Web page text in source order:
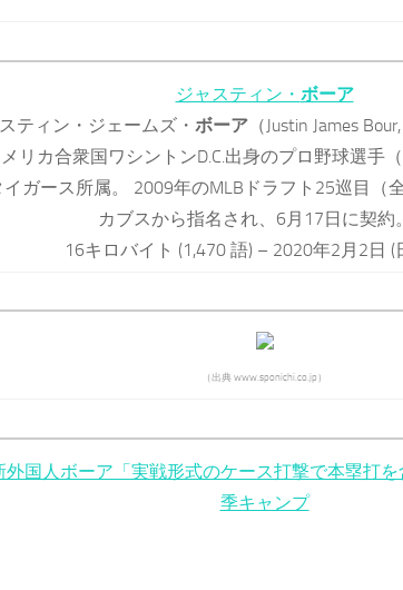
ジャスティン・ ボーア
ティン・ジェームズ・ ボーア（Justin James
リカ合衆国ワシントンD.C.出身のプロ野球選手
イガース所属。 2009年のMLBドラフト25巡目（
カブスから指名され、6月17日に契約
16キロバイト (1,470 語) – 2020年2月2日 (
（出典 www.sponichi.co.jp）
外国人ボーア「実戦形式のケース打撃で本塁打
季キャンプ